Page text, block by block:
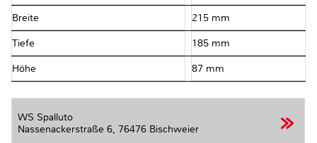
Breite 215 mm
Tiefe 185 mm
Höhe 87 mm
WS Spalluto
Nassenackerstraße 6, 76476 Bischweier